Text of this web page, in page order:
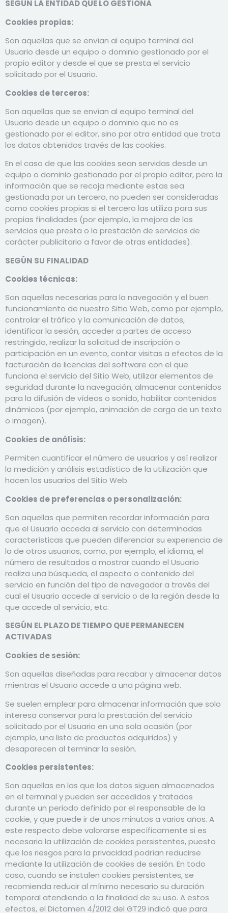
SEGÚN LA ENTIDAD QUE LO GESTIONA
Cookies propias:
Son aquellas que se envían al equipo terminal del
Usuario desde un equipo o dominio gestionado por el
propio editor y desde el que se presta el servicio
solicitado por el Usuario.
Cookies de terceros:
Son aquellas que se envían al equipo terminal del
Usuario desde un equipo o dominio que no es
gestionado por el editor, sino por otra entidad que trata
los datos obtenidos través de las cookies.
En el caso de que las cookies sean servidas desde un
equipo o dominio gestionado por el propio editor, pero la
información que se recoja mediante estas sea
gestionada por un tercero, no pueden ser consideradas
como cookies propias si el tercero las utiliza para sus
propias finalidades (por ejemplo, la mejora de los
servicios que presta o la prestación de servicios de
carácter publicitario a favor de otras entidades).
SEGÚN SU FINALIDAD
Cookies técnicas:
Son aquellas necesarias para la navegación y el buen
funcionamiento de nuestro Sitio Web, como por ejemplo,
controlar el tráfico y la comunicación de datos,
identificar la sesión, acceder a partes de acceso
restringido, realizar la solicitud de inscripción o
participación en un evento, contar visitas a efectos de la
facturación de licencias del software con el que
funciona el servicio del Sitio Web, utilizar elementos de
seguridad durante la navegación, almacenar contenidos
para la difusión de vídeos o sonido, habilitar contenidos
dinámicos (por ejemplo, animación de carga de un texto
o imagen).
Cookies de análisis:
Permiten cuantificar el número de usuarios y así realizar
la medición y análisis estadístico de la utilización que
hacen los usuarios del Sitio Web.
Cookies de preferencias o personalización:
Son aquellas que permiten recordar información para
que el Usuario acceda al servicio con determinadas
características que pueden diferenciar su experiencia de
la de otros usuarios, como, por ejemplo, el idioma, el
número de resultados a mostrar cuando el Usuario
realiza una búsqueda, el aspecto o contenido del
servicio en función del tipo de navegador a través del
cual el Usuario accede al servicio o de la región desde la
que accede al servicio, etc.
SEGÚN EL PLAZO DE TIEMPO QUE PERMANECEN
ACTIVADAS
Cookies de sesión:
Son aquellas diseñadas para recabar y almacenar datos
mientras el Usuario accede a una página web.
Se suelen emplear para almacenar información que solo
interesa conservar para la prestación del servicio
solicitado por el Usuario en una sola ocasión (por
ejemplo, una lista de productos adquiridos) y
desaparecen al terminar la sesión.
Cookies persistentes:
Son aquellas en las que los datos siguen almacenados
en el terminal y pueden ser accedidos y tratados
durante un periodo definido por el responsable de la
cookie, y que puede ir de unos minutos a varios años. A
este respecto debe valorarse específicamente si es
necesaria la utilización de cookies persistentes, puesto
que los riesgos para la privacidad podrían reducirse
mediante la utilización de cookies de sesión. En todo
caso, cuando se instalen cookies persistentes, se
recomienda reducir al mínimo necesario su duración
temporal atendiendo a la finalidad de su uso. A estos
efectos, el Dictamen 4/2012 del GT29 indicó que para